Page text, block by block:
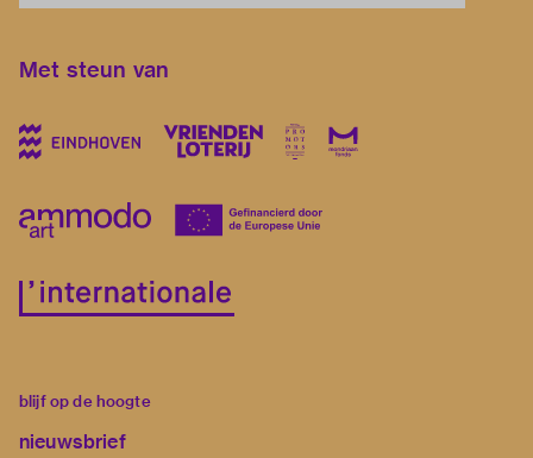
Met steun van
blijf op de hoogte
nieuwsbrief